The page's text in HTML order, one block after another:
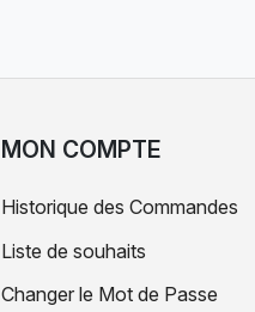
MON COMPTE
Historique des Commandes
Liste de souhaits
Changer le Mot de Passe